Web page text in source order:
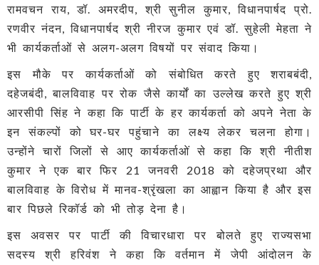
रामवचन राय, डॉ. अमरदीप, श्री सुनील कुमार, विधानपार्षद प्रो.
रणवीर नंदन, विधानपार्षद श्री नीरज कुमार एवं डॉ. सुहेली मेहता ने
भी कार्यकर्ताओं से अलग-अलग विषयों पर संवाद किया।
इस मौके पर कार्यकर्ताओं को संबोधित करते हुए शराबबंदी,
दहेजबंदी, बालविवाह पर रोक जैसे कार्यों का उल्लेख करते हुए श्री
आरसीपी सिंह ने कहा कि पार्टी के हर कार्यकर्ता को अपने नेता के
इन संकल्पों को घर-घर पहुंचाने का लक्ष्य लेकर चलना होगा।
उन्होंने चारों जिलों से आए कार्यकर्ताओं से कहा कि श्री नीतीश
कुमार ने एक बार फिर 21 जनवरी 2018 को दहेजप्रथा और
बालविवाह के विरोध में मानव-श्रृंखला का आह्वान किया है और इस
बार पिछले रिकॉर्ड को भी तोड़ देना है।
इस अवसर पर पार्टी की विचारधारा पर बोलते हुए राज्यसभा
सदस्य श्री हरिवंश ने कहा कि वर्तमान में जेपी आंदोलन के